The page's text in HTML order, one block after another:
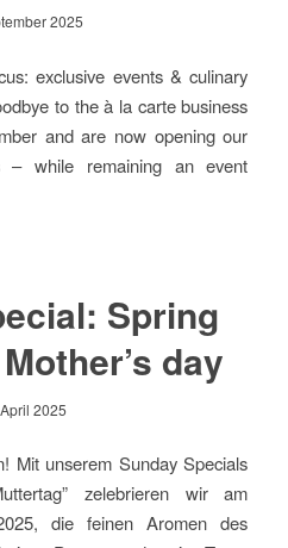
2025
exclusive events & culinary
to the à la carte business
and are now opening our
– while remaining an event
Spring
day
2025
Mit unserem Sunday Specials
zelebrieren wir am
die feinen Aromen des